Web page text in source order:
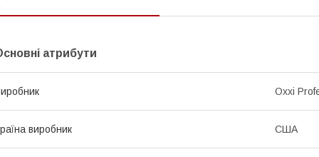
атрибути
Oxxi
виробник США